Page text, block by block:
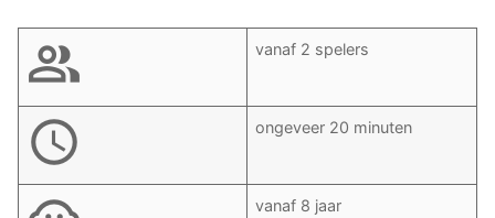
vanaf 2 spelers
ongeveer 20 minuten
vanaf 8 jaar